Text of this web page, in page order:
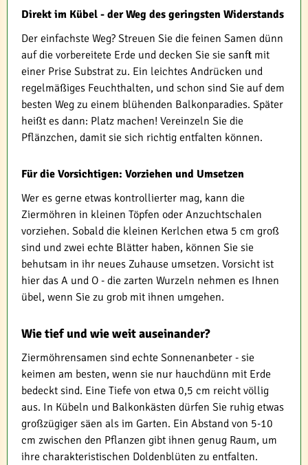
Direkt im Kübel - der Weg des geringsten Widerstands
Der einfachste Weg? Streuen Sie die feinen Samen dünn
auf die vorbereitete Erde und decken Sie sie sanft mit
einer Prise Substrat zu. Ein leichtes Andrücken und
regelmäßiges Feuchthalten, und schon sind Sie auf dem
besten Weg zu einem blühenden Balkonparadies. Später
heißt es dann: Platz machen! Vereinzeln Sie die
Pflänzchen, damit sie sich richtig entfalten können.
Für die Vorsichtigen: Vorziehen und Umsetzen
Wer es gerne etwas kontrollierter mag, kann die
Ziermöhren in kleinen Töpfen oder Anzuchtschalen
vorziehen. Sobald die kleinen Kerlchen etwa 5 cm groß
sind und zwei echte Blätter haben, können Sie sie
behutsam in ihr neues Zuhause umsetzen. Vorsicht ist
hier das A und O - die zarten Wurzeln nehmen es Ihnen
übel, wenn Sie zu grob mit ihnen umgehen.
Wie tief und wie weit auseinander?
Ziermöhrensamen sind echte Sonnenanbeter - sie
keimen am besten, wenn sie nur hauchdünn mit Erde
bedeckt sind. Eine Tiefe von etwa 0,5 cm reicht völlig
aus. In Kübeln und Balkonkästen dürfen Sie ruhig etwas
großzügiger säen als im Garten. Ein Abstand von 5-10
cm zwischen den Pflanzen gibt ihnen genug Raum, um
ihre charakteristischen Doldenblüten zu entfalten.